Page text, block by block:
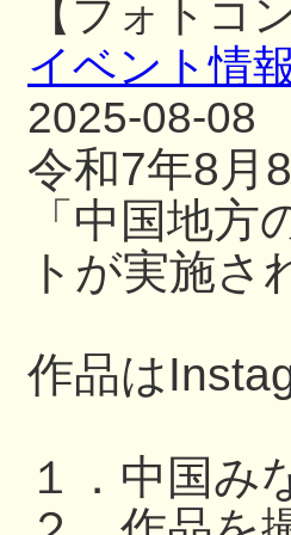
【フォトコ
イベント情報
2025-08-08
令和7年8月
「中国地
トが実施さ
作品は
１．中国み